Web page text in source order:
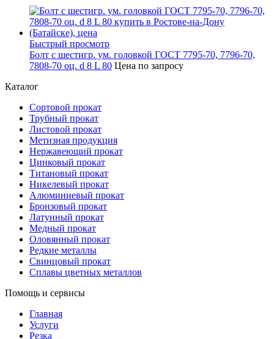
Быстрый просмотр
Болт с шестигр. ум. головкой ГОСТ 7795-70, 7796-70,
7808-70 оц. d 8 L 80 Цена по запросу
Каталог
Сортовой прокат
Трубный прокат
Листовой прокат
Метизная продукция
Нержавеющий прокат
Цинковый прокат
Титановый прокат
Никелевый прокат
Алюминиевый прокат
Бронзовый прокат
Латунный прокат
Медный прокат
Оловянный прокат
Редкие металлы
Свинцовый прокат
Сплавы цветных металлов
Помощь и сервисы
Главная
Услуги
Резка